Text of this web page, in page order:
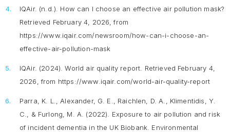
IQAir. (n.d.). How can I choose an effective air pollution mask?
Retrieved February 4, 2026, from
https://www.iqair.com/newsroom/how-can-i-choose-an-
effective-air-pollution-mask
IQAir. (2024).World air quality report.
Retrieved February 4,
2026, from https://www.iqair.com/world-air-quality-report
Parra, K. L., Alexander, G. E., Raichlen, D. A., Klimentidis, Y.
C., & Furlong, M. A. (2022). Exposure to air pollution and risk
of incident dementia in the UK Biobank. Environmental